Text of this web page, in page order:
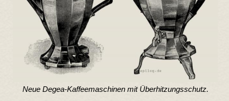
Neue Degea-Kaffeemaschinen mit Überhitzungsschutz.